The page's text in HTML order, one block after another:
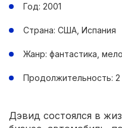
Год: 2001
Страна: США, Испания
Жанр: фантастика,
Продолжительность: 2
Дэвид состоялся в